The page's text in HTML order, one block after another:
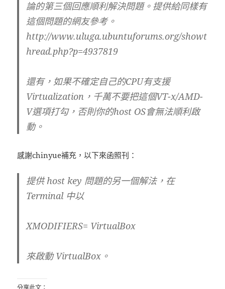
論的第三個回應順利解決問題。提供給同樣有
這個問題的網友參考。
http://www.uluga.ubuntuforums.org/showt
hread.php?p=4937819
還有，如果不確定自己的CPU有支援
Virtualization，千萬不要把這個VT-x/AMD-
V選項打勾，否則你的host OS會無法順利啟
動。
感謝chinyue補充，以下來函照刊：
提供 host key 問題的另一個解法，在
Terminal 中以
XMODIFIERS= VirtualBox
來啟動 VirtualBox。